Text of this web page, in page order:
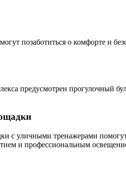
позаботиться о комфорте и
предусмотрен прогулочный
с уличными тренажерами
и профессиональным